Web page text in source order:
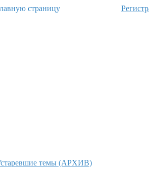
темы (APXИB)